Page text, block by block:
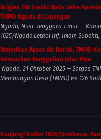
Brigjen TNI Franki Watu Seke
TMMD Ngada di Lapangan
Ngada, Nusa Tenggara Timur —
1625/Ngada Letkol Inf. Imam Subekti,
Wujudkan Akses Air Bersih, TMMD
Gencarkan Penggalian Jalur Pipa
Ngada, 21 Oktober 2025 — Satgas
Membangun Desa (TMMD) ke-126
Kunjungi Kodim 1628/Sumbawa,